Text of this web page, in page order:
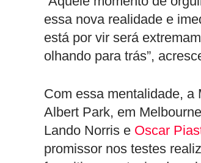
essa nova realidade e
está por vir será
olhando para trás”,
Com essa mentalidade, a
Albert Park, em
Lando Norris e Oscar
promissor nos testes